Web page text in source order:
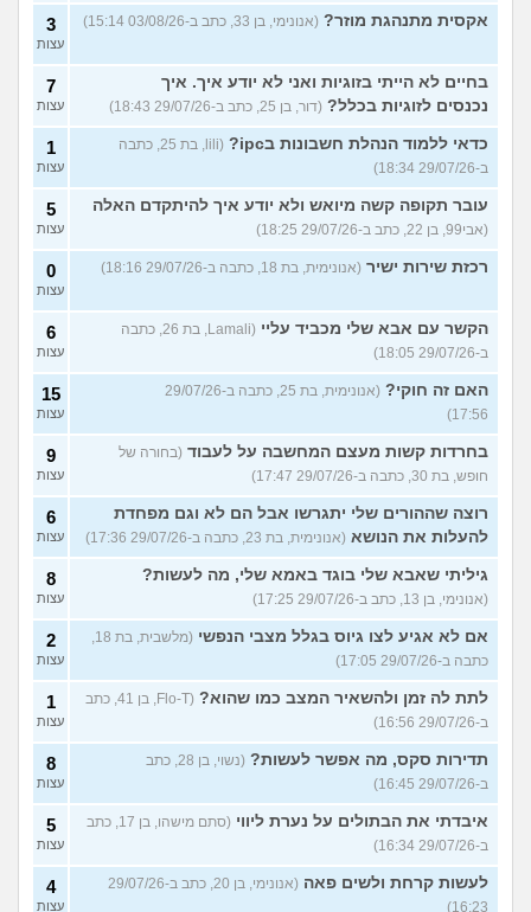
אקסית מתנהגת מוזר? (אנונימי, בן 33, כתב ב-03/08/26 15:14) 3
עצות
בחיים לא הייתי בזוגיות ואני לא יודע איך. איך
נכנסים לזוגיות בכלל? (דור, בן 25, כתב ב-29/07/26 18:43)
7
עצות
כדאי ללמוד הנהלת חשבונות בipc?
(lili, בת 25, כתבה
ב-29/07/26 18:34)
1
עצות
עובר תקופה קשה מיואש ולא יודע איך להיתקדם האלה
(אבי99, בן 22, כתב ב-29/07/26 18:25)
5
עצות
רכזת שירות ישיר (אנונימית, בת 18, כתבה ב-29/07/26 18:16) 0
עצות
הקשר עם אבא שלי מכביד עליי
(Lamali, בת 26, כתבה
ב-29/07/26 18:05)
6
עצות
האם זה חוקי?
(אנונימית, בת 25, כתבה ב-29/07/26
17:56)
15
עצות
בחרדות קשות מעצם המחשבה על לעבוד (בחורה של
חופש, בת 30, כתבה ב-29/07/26 17:47)
9
עצות
רוצה שההורים שלי יתגרשו אבל הם לא וגם מפחדת
להעלות את הנושא (אנונימית, בת 23, כתבה ב-29/07/26 17:36)
6
עצות
גיליתי שאבא שלי בוגד באמא שלי, מה לעשות?
(אנונימי, בן 13, כתב ב-29/07/26 17:25)
8
עצות
אם לא אגיע לצו גיוס בגלל מצבי הנפשי
כתבה ב-29/07/26 17:05)
2
עצות
לתת לה זמן ולהשאיר המצב כמו שהוא?
(Flo-T, בן 41, כתב
ב-29/07/26 16:56)
1
עצות
תדירות סקס, מה אפשר לעשות?
(נשוי, בן 28, כתב
ב-29/07/26 16:45)
8
עצות
איבדתי את הבתולים על נערת ליווי
(סתם מישהו, בן 17, כתב
ב-29/07/26 16:34)
5
עצות
לעשות קרחת ולשים פאה
(אנונימי, בן 20, כתב ב-29/07/26
16:23)
4
עצות